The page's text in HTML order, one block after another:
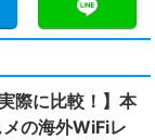
際に比較！】本
の海外WiFiレ